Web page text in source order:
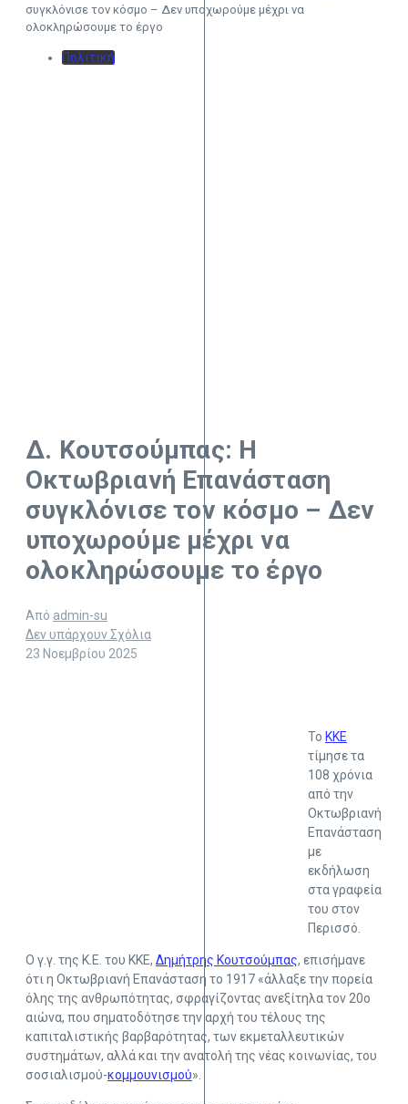
συγκλόνισε τον κόσμο – Δεν υποχωρούμε μέχρι να
ολοκληρώσουμε το έργο
Πολιτική
Δ. Κουτσούμπας: Η
Οκτωβριανή Επανάσταση
συγκλόνισε τον κόσμο – Δεν
υποχωρούμε μέχρι να
ολοκληρώσουμε το έργο
Από admin-su
Δεν υπάρχουν Σχόλια
23 Νοεμβρίου 2025
Το ΚΚΕ
τίμησε τα
108 χρόνια
από την
Οκτωβριανή
Επανάσταση
με
εκδήλωση
στα γραφεία
του στον
Περισσό.
Ο γ.γ. της Κ.Ε. του ΚΚΕ, Δημήτρης Κουτσούμπας, επισήμανε
ότι η Οκτωβριανή Επανάσταση το 1917 «άλλαξε την πορεία
όλης της ανθρωπότητας, σφραγίζοντας ανεξίτηλα τον 20ο
αιώνα, που σηματοδότησε την αρχή του τέλους της
καπιταλιστικής βαρβαρότητας, των εκμεταλλευτικών
συστημάτων, αλλά και την ανατολή της νέας κοινωνίας, του
σοσιαλισμού-κομμουνισμού».